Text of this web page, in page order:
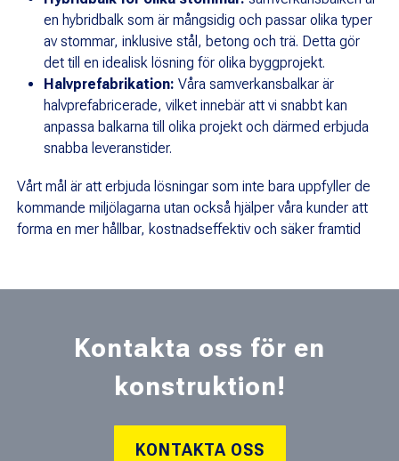
en hybridbalk som är mångsidig och passar olika typer
av stommar, inklusive stål, betong och trä. Detta gör
det till en idealisk lösning för olika byggprojekt.
Halvprefabrikation:Våra samverkansbalkar är
halvprefabricerade, vilket innebär att vi snabbt kan
anpassa balkarna till olika projekt och därmed erbjuda
snabba leveranstider.
Vårt mål är att erbjuda lösningar som inte bara uppfyller de
kommande miljölagarna utan också hjälper våra kunder att
forma en mer hållbar, kostnadseffektiv och säker framtid
Kontakta oss för en
konstruktion!
KONTAKTA OSS